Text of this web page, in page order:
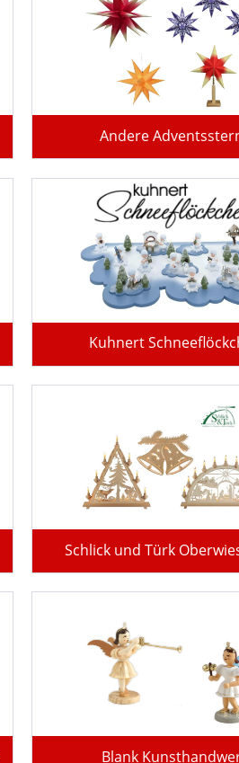
Andere
Kuhnert
Schlick und Türk
Blank